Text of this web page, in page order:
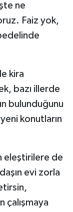
ne
Faiz yok,
kira
bazı illerde
bulunduğunu
konutların
eleştirilere de
evi zorla
çalışmaya